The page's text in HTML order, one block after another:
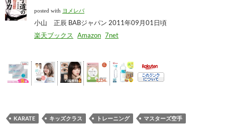
posted with ヨメレバ
小山 正辰 BABジャパン 2011年09月01日頃
楽天ブックス
Amazon 7net
KARATE キッズクラス トレーニング
マスターズ空手